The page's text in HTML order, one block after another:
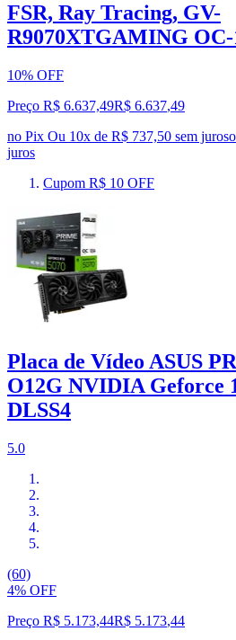
FSR, Ray Tracing, GV-
R9070XTGAMING
10% OFF
Preço R$ 6.637,49R$ 6.637,49
no Pix Ou 10x de R$ 737,50 sem juros
juros
Cupom R$ 10 OFF
Placa de Vídeo ASUS
O12G NVIDIA Geforce
DLSS4
5.0
(60)
4% OFF
Preço R$ 5.173,44R$ 5.173,44